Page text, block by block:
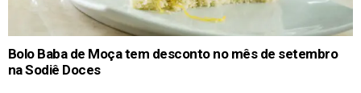
Bolo Baba de Moça tem desconto no mês de setembro
na Sodiê Doces